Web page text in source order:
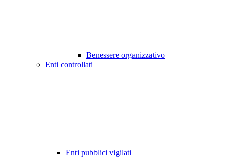
Benessere organizzativo
Enti controllati
Enti pubblici vigilati